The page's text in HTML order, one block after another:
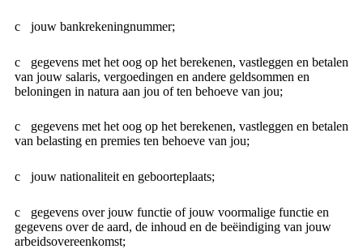
jouw bankrekeningnummer;
gegevens met het oog op het berekenen, vastleggen en betalen
van jouw salaris, vergoedingen en andere geldsommen en
beloningen in natura aan jou of ten behoeve van jou;
gegevens met het oog op het berekenen, vastleggen en betalen
van belasting en premies ten behoeve van jou;
jouw nationaliteit en geboorteplaats;
gegevens over jouw functie of jouw voormalige functie en
gegevens over de aard, de inhoud en de beëindiging van jouw
arbeidsovereenkomst;